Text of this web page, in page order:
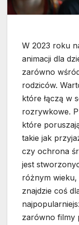
W 2023 roku
animacji dla
zarówno
rodziców.
które łączą w
rozrywkowe.
które
takie jak
czy ochrona
jest
różnym
znajdzie coś
zarówno filmy